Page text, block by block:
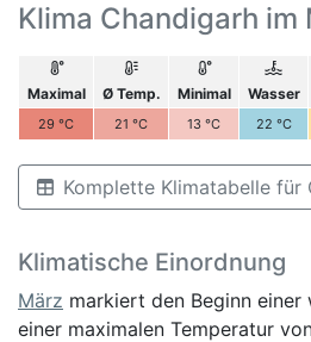
Klima Chandigarh im
Maximal Ø Temp. Minimal Wasser
29 °C 21 °C 13 °C 22 °C
Komplette Klimatabelle für
Klimatische Einordnung
März markiert den Beginn einer
einer maximalen Temperatur